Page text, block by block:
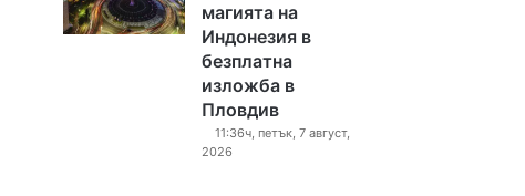
магията на
Индонезия в
безплатна
изложба в
Пловдив
11:36ч, петък, 7 август,
2026